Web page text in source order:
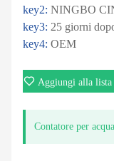
key2: NINGBO
key3: 25 giorni
key4: OEM
Aggiungi alla lista
Contatore per